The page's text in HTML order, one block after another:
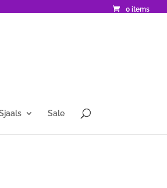
0 items
Sale